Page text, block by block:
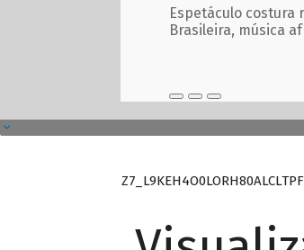
Espetáculo costura
Brasileira, música